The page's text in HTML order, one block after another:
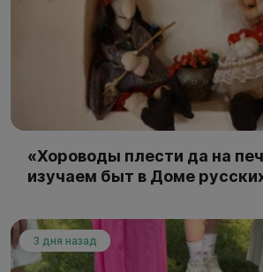
«Хороводы плести да на
изучаем быт в Доме
3 дня назад